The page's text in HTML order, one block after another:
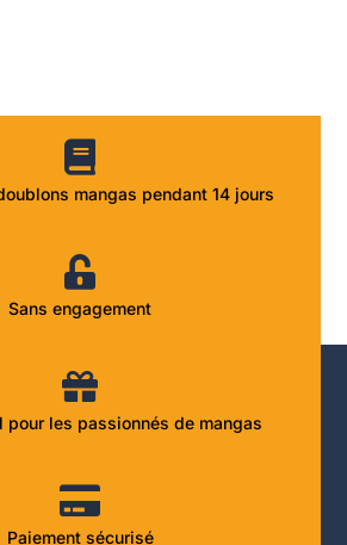
mangas pendant 14 jours
Sans engagement
pour les passionnés de mangas
Paiement sécurisé